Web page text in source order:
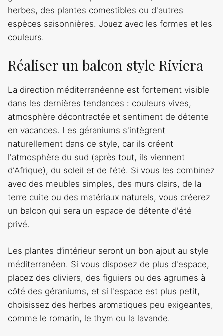
herbes, des plantes comestibles ou d'autres
espèces saisonnières. Jouez avec les formes et les
couleurs.
Réaliser un balcon style Riviera
La direction méditerranéenne est fortement visible
dans les dernières tendances : couleurs vives,
atmosphère décontractée et sentiment de détente
en vacances. Les géraniums s'intègrent
naturellement dans ce style, car ils créent
l'atmosphère du sud (après tout, ils viennent
d'Afrique), du soleil et de l'été. Si vous les combinez
avec des meubles simples, des murs clairs, de la
terre cuite ou des matériaux naturels, vous créerez
un balcon qui sera un espace de détente d'été
privé.
Les plantes d’intérieur seront un bon ajout au style
méditerranéen. Si vous disposez de plus d'espace,
placez des oliviers, des figuiers ou des agrumes à
côté des géraniums, et si l'espace est plus petit,
choisissez des herbes aromatiques peu exigeantes,
comme le romarin, le thym ou la lavande.